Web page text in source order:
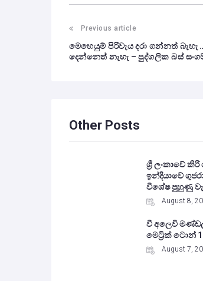
Previous article
මෙහෙයුම් පිරිවැය දරා ගන්නත්
දෙන්නෙත් නැහැ – පුද්ගලික බස්
Other Posts
ශ්‍රී ලංකාවේ
ඉන්දියාවේ
විශේෂ පුහුණු
August 8,
වී අලෙවි
මෙට්‍රික් ටොන්
August 7,